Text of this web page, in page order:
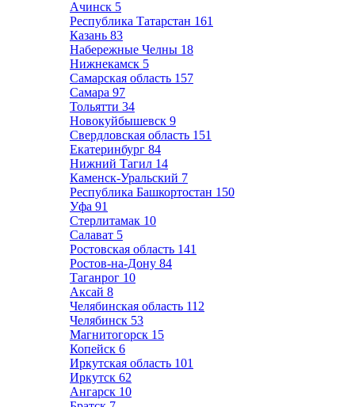
Ачинск 5
Республика Татарстан 161
Казань 83
Набережные Челны 18
Нижнекамск 5
Самарская область 157
Самара 97
Тольятти 34
Новокуйбышевск 9
Свердловская область 151
Екатеринбург 84
Нижний Тагил 14
Каменск-Уральский 7
Республика Башкортостан 150
Уфа 91
Стерлитамак 10
Салават 5
Ростовская область 141
Ростов-на-Дону 84
Таганрог 10
Аксай 8
Челябинская область 112
Челябинск 53
Магнитогорск 15
Копейск 6
Иркутская область 101
Иркутск 62
Ангарск 10